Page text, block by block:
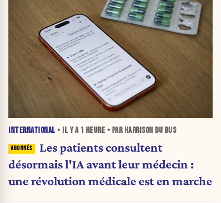
INTERNATIONAL • IL Y A 1 HEURE • PAR HARRISON DU BUS
Les patients consultent
désormais l'IA avant leur médecin :
une révolution médicale est en marche